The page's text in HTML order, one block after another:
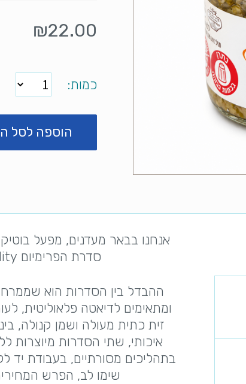
₪22.00
כמות
הוספה לסל
סדרת הפרימיום Premium quality שלנו, וסדרת הפלאו Paleo.
ההבדל בין הסדרות הוא
ומתאימים לדיאטה פלאוליטית,
זית כתית מעולה ושמן קנולה,
איכותי, שתי הסדרות
בתהליכים מסורתיים, בעבודת יד
שימו לב, הפרש